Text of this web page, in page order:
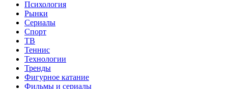
Психология
Рынки
Сериалы
Спорт
ТВ
Теннис
Технологии
Тренды
Фигурное катание
Фильмы и сериалы